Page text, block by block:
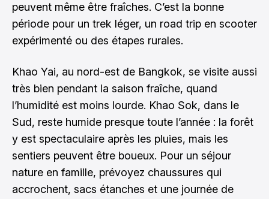
peuvent même être fraîches. C’est la bonne
période pour un trek léger, un road trip en scooter
expérimenté ou des étapes rurales.
Khao Yai, au nord-est de Bangkok, se visite aussi
très bien pendant la saison fraîche, quand
l’humidité est moins lourde. Khao Sok, dans le
Sud, reste humide presque toute l’année : la forêt
y est spectaculaire après les pluies, mais les
sentiers peuvent être boueux. Pour un séjour
nature en famille, prévoyez chaussures qui
accrochent, sacs étanches et une journée de